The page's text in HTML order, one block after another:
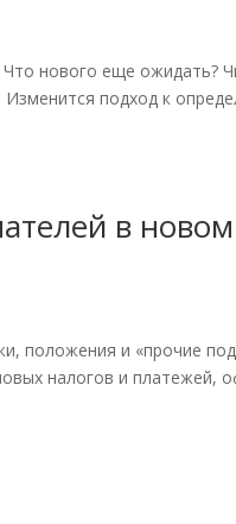
нового еще ожидать?
подход к
в
положения и «прочие
налогов и платежей,